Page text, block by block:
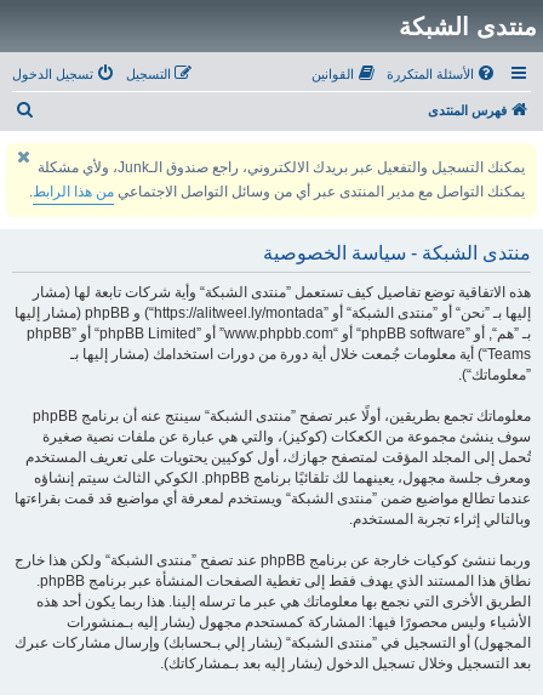
منتدى الشبكة
الأسئلة المتكررة القوانين تسجيل الدخول التسجيل
فهرس المنتدى
يمكنك التسجيل والتفعيل عبر بريدك الالكتروني، راجع صندوق الـJunk، ولأي مشكلة
يمكنك التواصل مع مدير المنتدى عبر أي من وسائل التواصل الاجتماعي من هذا الرابط.
منتدى الشبكة - سياسة الخصوصية
هذه الاتفاقية توضع تفاصيل كيف تستعمل ”منتدى الشبكة“ وأية شركات تابعة لها (مشار
إليها بـ ”نحن“ أو ”منتدى الشبكة“ أو ”https://alitweel.ly/montada“) و phpBB (مشار إليها
بـ ”هم“, أو ”phpBB software“ أو “www.phpbb.com” أو ”phpBB Limited“ أو ”phpBB
Teams“) أية معلومات جُمعت خلال أية دورة من دورات استخدامك (مشار إليها بـ
”معلوماتك“).
معلوماتك تجمع بطريقين، أولًا عبر تصفح ”منتدى الشبكة“ سينتج عنه أن برنامج phpBB
سوف ينشئ مجموعة من الكعكات (كوكيز)، والتي هي عبارة عن ملفات نصية صغيرة
تُحمل إلى المجلد المؤقت لمتصفح جهازك، أول كوكيين يحتويات على تعريف المستخدم
ومعرف جلسة مجهول، يعينهما لك تلقائيًا برنامج phpBB. الكوكي الثالث سيتم إنشاؤه
عندما تطالع مواضيع ضمن ”منتدى الشبكة“ ويستخدم لمعرفة أي مواضيع قد قمت بقراءتها
وبالتالي إثراء تجربة المستخدم.
وربما ننشئ كوكيات خارجة عن برنامج phpBB عند تصفح ”منتدى الشبكة“ ولكن هذا خارج
نطاق هذا المستند الذي يهدف فقط إلى تغطية الصفحات المنشأة عبر برنامج phpBB.
الطريق الأخرى التي نجمع بها معلوماتك هي عبر ما ترسله إلينا. هذا ربما يكون أحد هذه
الأشياء وليس محصورًا فيها: المشاركة كمستحدم مجهول (يشار إليه بـمنشورات
المجهول) أو التسجيل في ”منتدى الشبكة“ (يشار إلي بـحسابك) وإرسال مشاركات عبرك
بعد التسجيل وخلال تسجيل الدخول (يشار إليه بعد بـمشاركاتك).